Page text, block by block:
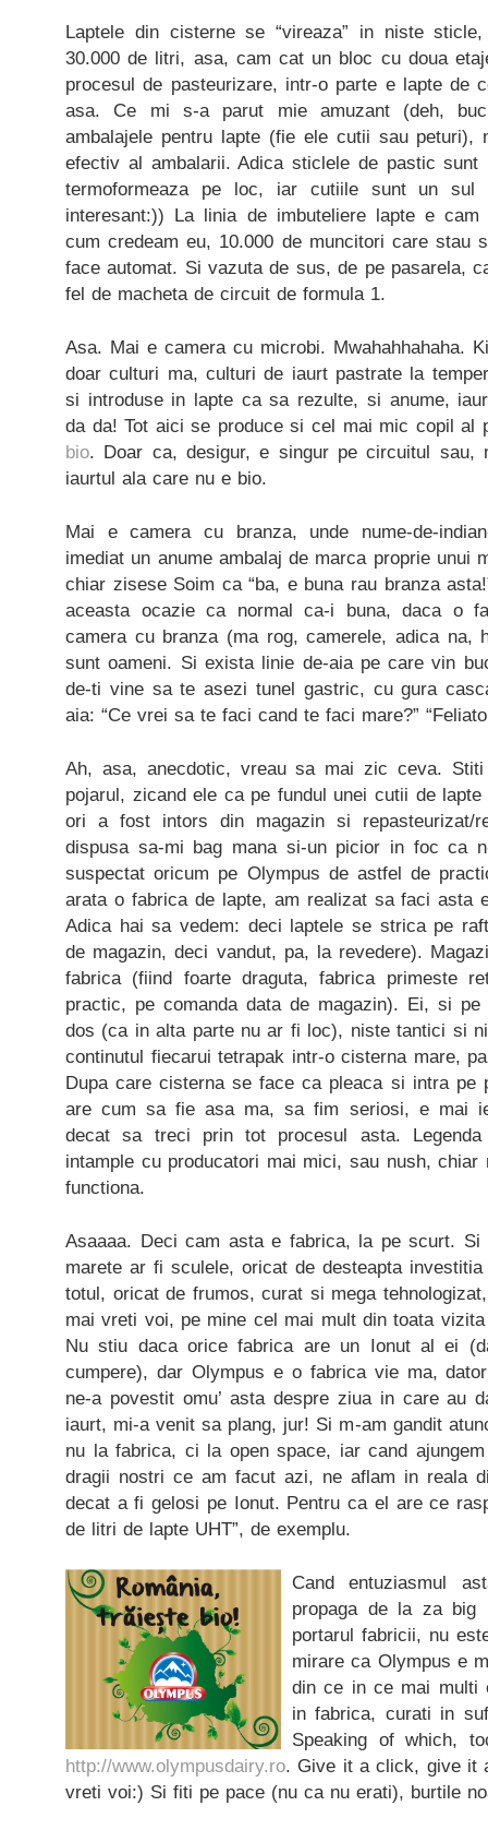
Laptele din cisterne se “vireaza” in niste
30.000 de litri, asa, cam cat un bloc cu doua
procesul de pasteurizare, intr-o parte e lapte de
asa. Ce mi s-a parut mie amuzant (deh,
ambalajele pentru lapte (fie ele cutii sau peturi),
efectiv al ambalarii. Adica sticlele de pastic
termoformeaza pe loc, iar cutiile sunt un sul
interesant:)) La linia de imbuteliere lapte e
cum credeam eu, 10.000 de muncitori care stau
face automat. Si vazuta de sus, de pe pasarela,
fel de macheta de circuit de formula 1.
Asa. Mai e camera cu microbi. Mwahahhahaha.
doar culturi ma, culturi de iaurt pastrate la
si introduse in lapte ca sa rezulte, si anume,
da da! Tot aici se produce si cel mai mic copil al
bio. Doar ca, desigur, e singur pe circuitul sau,
iaurtul ala care nu e bio.
Mai e camera cu branza, unde nume-de-
imediat un anume ambalaj de marca proprie unui
chiar zisese Soim ca “ba, e buna rau branza
aceasta ocazie ca normal ca-i buna, daca o
camera cu branza (ma rog, camerele, adica na,
sunt oameni. Si exista linie de-aia pe care vin
de-ti vine sa te asezi tunel gastric, cu gura
aia: “Ce vrei sa te faci cand te faci mare?”
Ah, asa, anecdotic, vreau sa mai zic ceva.
pojarul, zicand ele ca pe fundul unei cutii de
ori a fost intors din magazin si repasteurizat/
dispusa sa-mi bag mana si-un picior in foc ca
suspectat oricum pe Olympus de astfel de
arata o fabrica de lapte, am realizat sa faci asta
Adica hai sa vedem: deci laptele se strica pe
de magazin, deci vandut, pa, la revedere).
fabrica (fiind foarte draguta, fabrica primeste
practic, pe comanda data de magazin). Ei, si
dos (ca in alta parte nu ar fi loc), niste tantici si
continutul fiecarui tetrapak intr-o cisterna mare,
Dupa care cisterna se face ca pleaca si intra pe
are cum sa fie asa ma, sa fim seriosi, e mai
decat sa treci prin tot procesul asta.
intample cu producatori mai mici, sau nush,
functiona.
Asaaaa. Deci cam asta e fabrica, la pe scurt.
marete ar fi sculele, oricat de desteapta
totul, oricat de frumos, curat si mega
mai vreti voi, pe mine cel mai mult din toata
Nu stiu daca orice fabrica are un Ionut al ei
cumpere), dar Olympus e o fabrica vie ma,
ne-a povestit omu’ asta despre ziua in care au
iaurt, mi-a venit sa plang, jur! Si m-am gandit
nu la fabrica, ci la open space, iar cand
dragii nostri ce am facut azi, ne aflam in reala
decat a fi gelosi pe Ionut. Pentru ca el are ce
de litri de lapte UHT”, de exemplu.
Cand entuziasmul
propaga de la za big
portarul fabricii, nu
mirare ca Olympus e
din ce in ce mai multi
in fabrica, curati in
Speaking of which,
http://www.olympusdairy.ro. Give it a click, give it
vreti voi:) Si fiti pe pace (nu ca nu erati), burtile